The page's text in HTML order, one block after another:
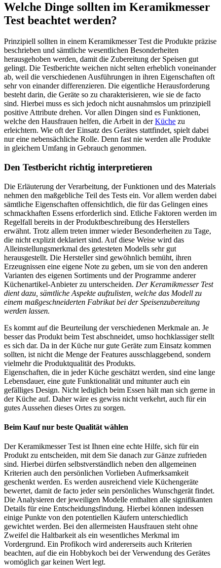
Welche Dinge sollten im Keramikmesser
Test beachtet werden?
Prinzipiell sollten in einem Keramikmesser Test die Produkte präzise
beschrieben und sämtliche wesentlichen Besonderheiten
herausgehoben werden, damit die Zubereitung der Speisen gut
gelingt. Die Testberichte weichen nicht selten erheblich voneinander
ab, weil die verschiedenen Ausführungen in ihren Eigenschaften oft
sehr von einander differenzieren. Die eigentliche Herausforderung
besteht darin, die Geräte so zu charakterisieren, wie sie de facto
sind. Hierbei muss es sich jedoch nicht ausnahmslos um prinzipiell
positive Attribute drehen. Vor allen Dingen sind es Funktionen,
welche den Hausfrauen helfen, die Arbeit in derKüche zu
erleichtern. Wie oft der Einsatz des Gerätes stattfindet, spielt dabei
nur eine nebensächliche Rolle. Denn fast nie werden alle Produkte
in gleichem Umfang in Gebrauch genommen.
Den Testbericht richtig interpretieren
Die Erläuterung der Verarbeitung, der Funktionen und des Materials
nehmen den maßgebliche Teil des Tests ein. Vor allem werden dabei
sämtliche Eigenschaften offensichtlich, die für das Gelingen eines
schmackhaften Essens erforderlich sind. Etliche Faktoren werden im
Regelfall bereits in der Produktbeschreibung des Herstellers
erwähnt. Trotz allem treten immer wieder Besonderheiten zu Tage,
die nicht explizit deklariert sind. Auf diese Weise wird das
Alleinstellungsmerkmal des getesteten Modells sehr gut
herausgestellt. Die Hersteller sind gewöhnlich bemüht, ihren
Erzeugnissen eine eigene Note zu geben, um sie von den anderen
Varianten des eigenen Sortiments und der Programme anderer
Küchenartikel-Anbieter zu unterscheiden. Der Keramikmesser Test
dient dazu, sämtliche Aspekte aufzulisten, welche das Modell zu
einem maßgeschneiderten Fabrikat bei der Speisenzubereitung
werden lassen.
Es kommt auf die Beurteilung der verschiedenen Merkmale an. Je
besser das Produkt beim Test abschneidet, umso hochklassiger stellt
es sich dar. Da in der Küche nur gute Geräte zum Einsatz kommen
sollten, ist nicht die Menge der Features ausschlaggebend, sondern
vielmehr die Produktqualität des Produkts.
Eigenschaften, die in jeder Küche geschätzt werden, sind eine lange
Lebensdauer, eine gute Funktionalität und mitunter auch ein
gefälliges Design. Nicht lediglich beim Essen hält man sich gerne in
der Küche auf. Daher wäre es gewiss nicht verkehrt, auch für ein
gutes Aussehen dieses Ortes zu sorgen.
Beim Kauf nur beste Qualität wählen
Der Keramikmesser Test ist Ihnen eine echte Hilfe, sich für ein
Produkt zu entscheiden, mit dem Sie danach zur Gänze zufrieden
sind. Hierbei dürfen selbstverständlich neben den allgemeinen
Kriterien auch den persönlichen Vorlieben Aufmerksamkeit
geschenkt werden. Es werden ausreichend viele Küchengeräte
bewertet, damit de facto jeder sein persönliches Wunschgerät findet.
Die Analysieren der jeweiligen Modelle enthalten alle signifikanten
Details für eine Entscheidungsfindung. Hierbei können indessen
einige Punkte von den potentiellen Käufern unterschiedlich
gewichtet werden. Bei den allermeisten Hausfrauen steht ohne
Zweifel die Haltbarkeit als ein wesentliches Merkmal im
Vordergrund. Ein Profikoch wird andererseits auch Kriterien
beachten, auf die ein Hobbykoch bei der Verwendung des Gerätes
womöglich gar keinen Wert legt.